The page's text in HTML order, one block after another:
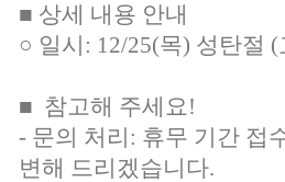
■ 상세 내용 안내
○ 일시: 12/25(목) 성탄절
■ 참고해 주세요!
- 문의 처리: 휴무 기간 접
변해 드리겠습니다.